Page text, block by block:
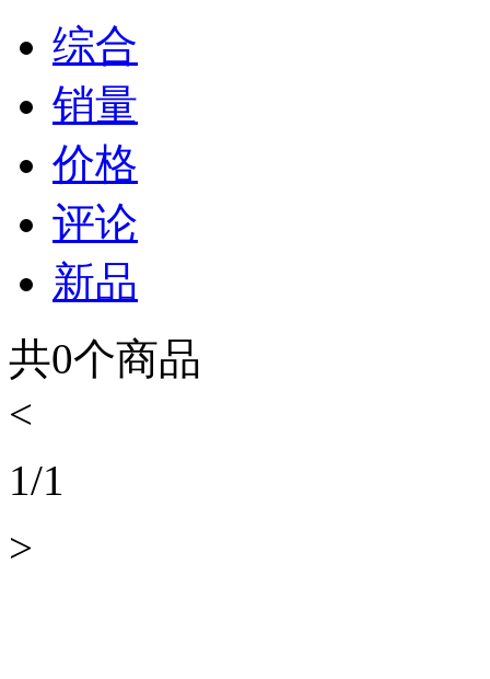
综合
销量
价格
评论
新品
共0个商品
<
1/1
>